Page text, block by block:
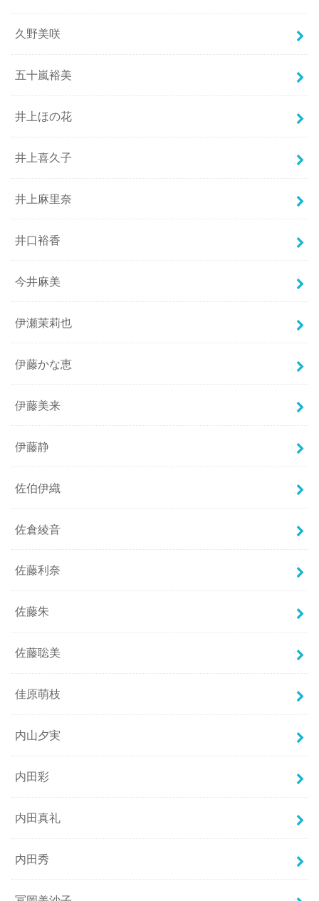
久野美咲
五十嵐裕美
井上ほの花
井上喜久子
井上麻里奈
井口裕香
今井麻美
伊瀬茉莉也
伊藤かな恵
伊藤美来
伊藤静
佐伯伊織
佐倉綾音
佐藤利奈
佐藤朱
佐藤聡美
佳原萌枝
内山夕実
内田彩
内田真礼
内田秀